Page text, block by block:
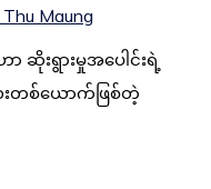
Thu Maung
ဆိုးရွားမှုအပေါင်းရဲ့
တစ်ယောက်ဖြစ်တဲ့